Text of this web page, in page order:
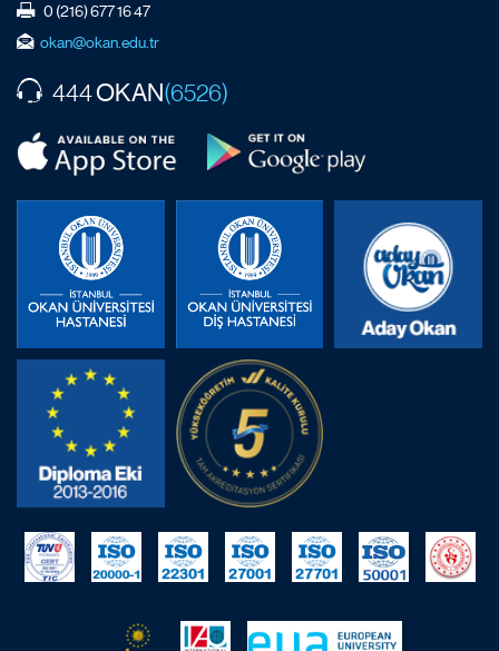
0 (216) 677 16 47
okan@okan.edu.tr
444OKAN(6526)